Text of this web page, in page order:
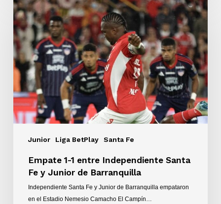
Junior Liga BetPlay Santa Fe
1-
1
entre
Independiente
Santa
Fe
Junior
de
Barranquilla
Empate 1-1 entre Independiente Santa
Fe y Junior de Barranquilla
Independiente Santa Fe y Junior de Barranquilla empataron
en el Estadio Nemesio Camacho El Campín…